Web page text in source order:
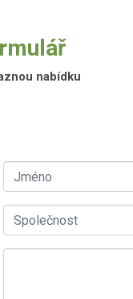
nabídku